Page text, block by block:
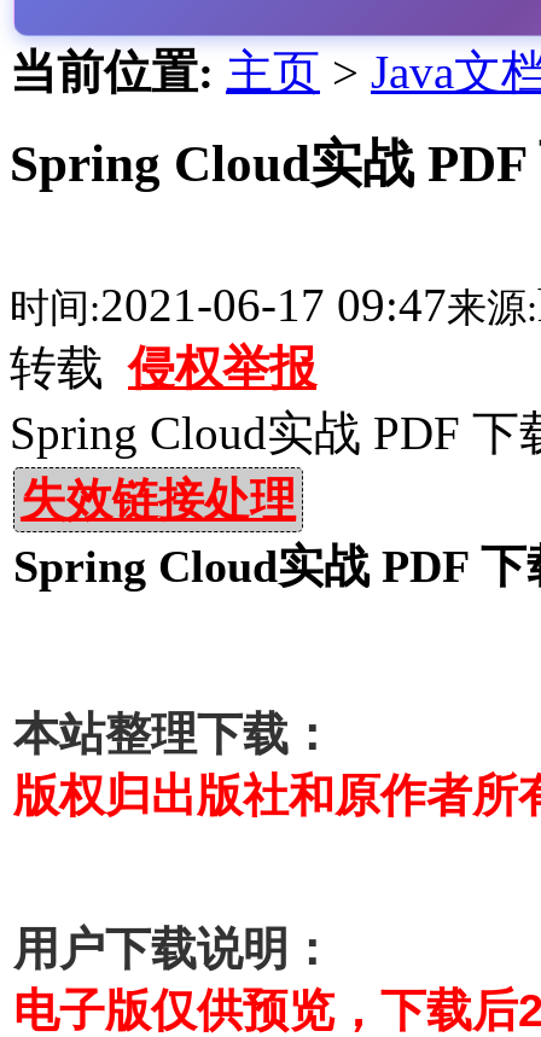
当前位置: 主页 > Java文
Spring Cloud实战 PDF
时间:2021-06-17 09:47来源:
转载侵权举报
Spring Cloud实战 PDF 下
失效链接处理
Spring Cloud实战 PDF 下
本站整理下载：
版权归出版社和原作者
用户下载说明：
电子版仅供预览，下载